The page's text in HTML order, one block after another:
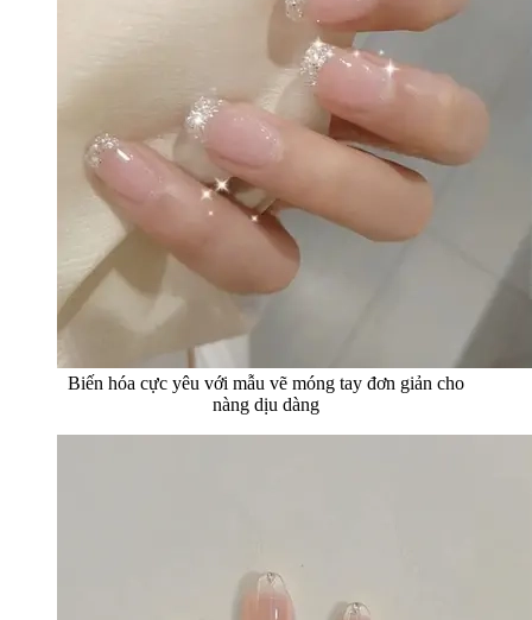
Biến hóa cực yêu với mẫu vẽ móng tay đơn giản cho
nàng dịu dàng